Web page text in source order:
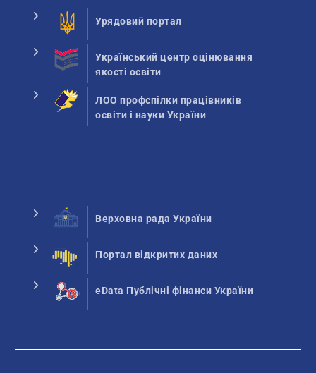
Урядовий портал
Український центр оцінювання
якості освіти
ЛОО профспілки працівників
освіти і науки України
Верховна рада України
Портал відкритих даних
eData Публічні фінанси України